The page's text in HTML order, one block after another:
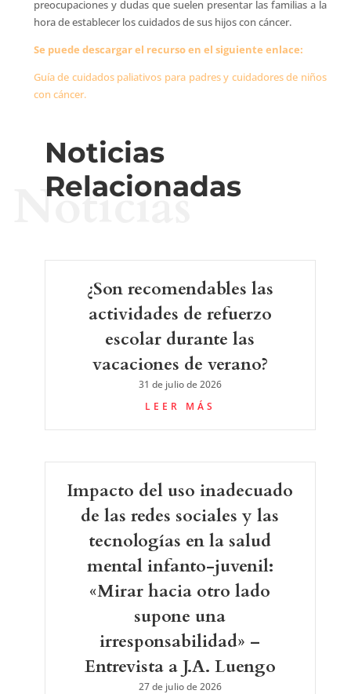
preocupaciones y dudas que suelen presentar las familias a la
hora de establecer los cuidados de sus hijos con cáncer.
Se puede descargar el recurso en el siguiente enlace:
Guía de cuidados paliativos para padres y cuidadores de niños
con cáncer.
Noticias
Relacionadas
Noticias
¿Son recomendables las
actividades de refuerzo
escolar durante las
vacaciones de verano?
31 de julio de 2026
LEER MÁS
Impacto del uso inadecuado
de las redes sociales y las
tecnologías en la salud
mental infanto-juvenil:
«Mirar hacia otro lado
supone una
irresponsabilidad» –
Entrevista a J.A. Luengo
27 de julio de 2026